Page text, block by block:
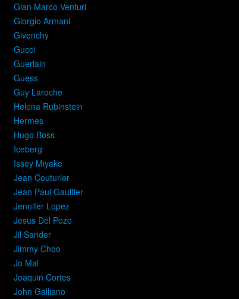
Gian Marco Venturi
Giorgio Armani
Givenchy
Gucci
Guerlain
Guess
Guy Laroche
Helena Rubinstein
Hermes
Hugo Boss
Iceberg
Issey Miyake
Jean Couturier
Jean Paul Gaultier
Jennifer Lopez
Jesus Del Pozo
Jil Sander
Jimmy Choo
Jo Mal
Joaquin Cortes
John Galliano